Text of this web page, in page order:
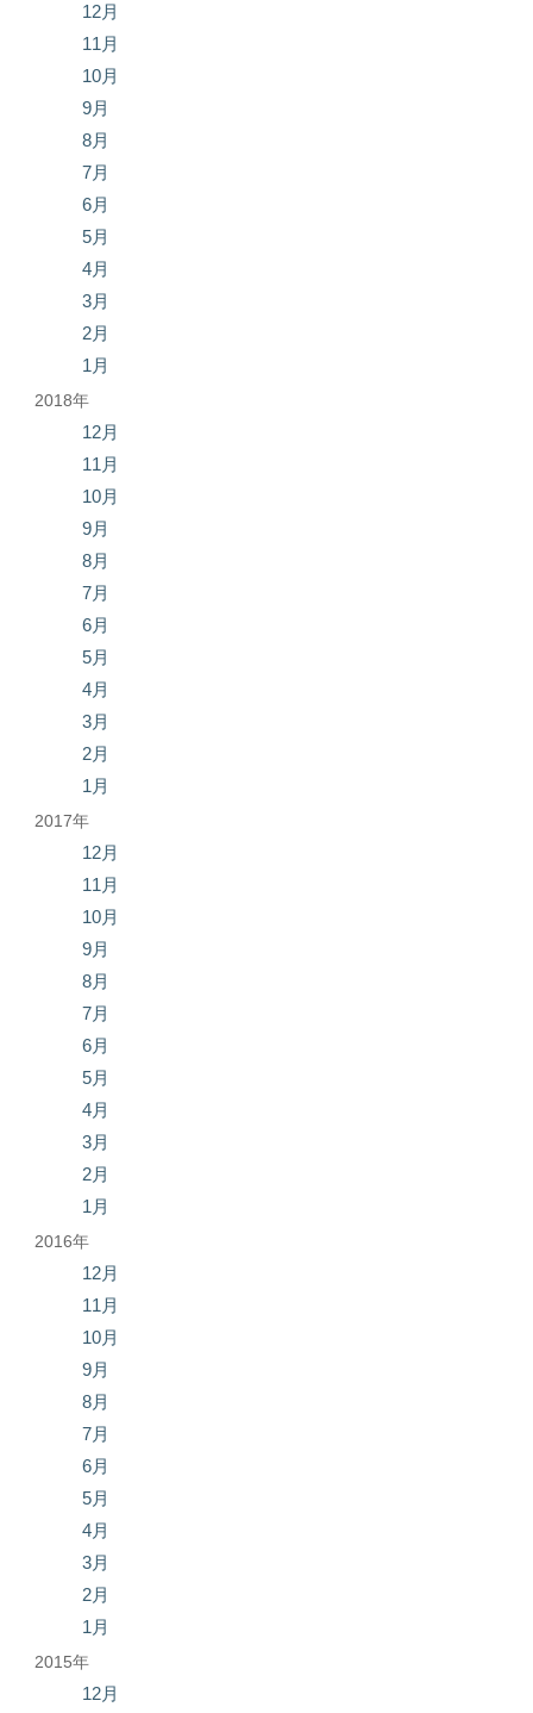
12月
11月
10月
9月
8月
7月
6月
5月
4月
3月
2月
1月
2018年
12月
11月
10月
9月
8月
7月
6月
5月
4月
3月
2月
1月
2017年
12月
11月
10月
9月
8月
7月
6月
5月
4月
3月
2月
1月
2016年
12月
11月
10月
9月
8月
7月
6月
5月
4月
3月
2月
1月
2015年
12月